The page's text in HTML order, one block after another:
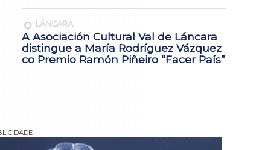
LÁNCARA
A Asociación Cultural Val de Láncara
distingue a María Rodríguez Vázquez
co Premio Ramón Piñeiro “Facer País”